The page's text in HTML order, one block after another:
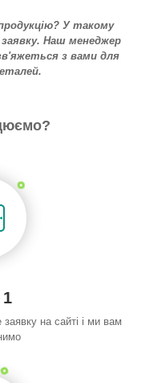
У такому
Наш менеджер
з вами для
на сайті і ми вам